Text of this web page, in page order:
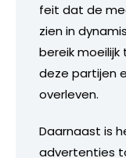
feit dat de
zien in
bereik
deze partijen
overleven.
Daarnaast is
advertenties